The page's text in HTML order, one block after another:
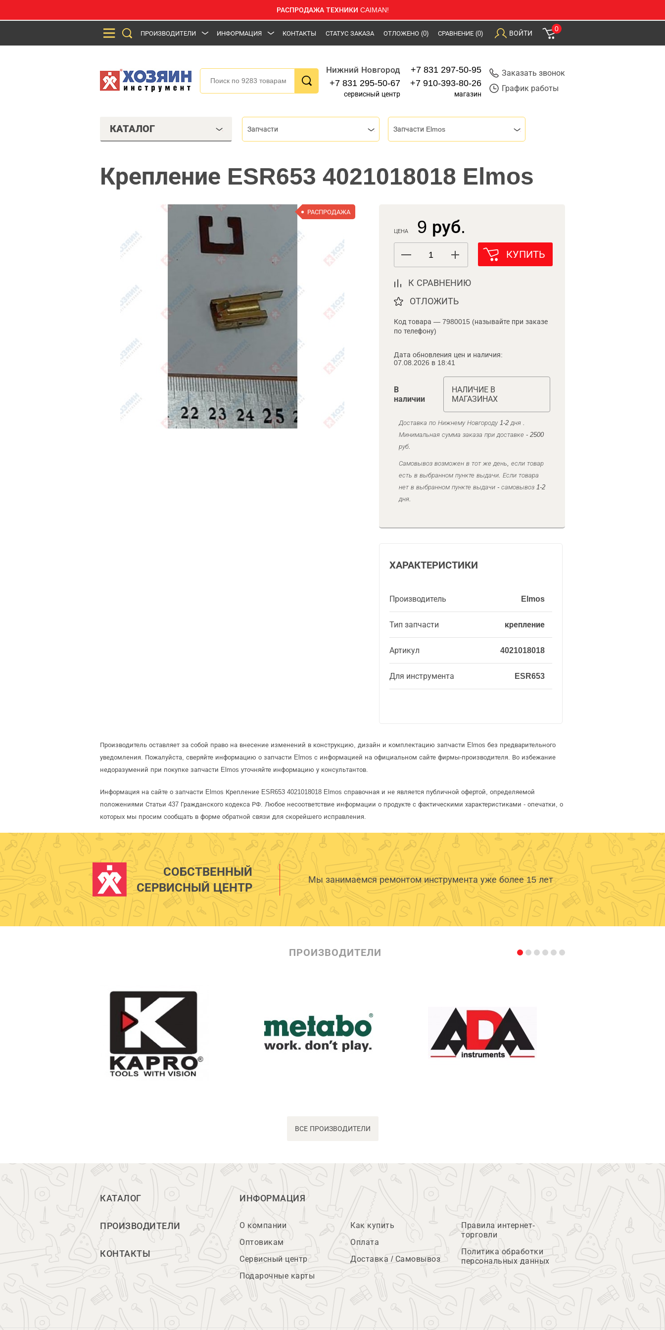
РАСПРОДАЖА ТЕХНИКИ CAIMAN!
ПРОИЗВОДИТЕЛИ ИНФОРМАЦИЯ КОНТАКТЫ СТАТУС ЗАКАЗА ОТЛОЖЕНО (0) СРАВНЕНИЕ (0) ВОЙТИ
0
Нижний Новгород
+7 831 295-50-67
сервисный центр
+7 831 297-50-95
+7 910-393-80-26
магазин
Заказать звонок
График работы
КАТАЛОГ Запчасти Запчасти Elmos
Крепление ESR653 4021018018 Elmos
РАСПРОДАЖА
ЦЕНА 9 руб.
КУПИТЬ
К СРАВНЕНИЮ
ОТЛОЖИТЬ
Код товара — 7980015 (называйте при заказе
по телефону)
Дата обновления цен и наличия:
07.08.2026 в 18:41
В
наличии
НАЛИЧИЕ В
МАГАЗИНАХ
Доставка по Нижнему Новгороду 1-2 дня .
Минимальная сумма заказа при доставке - 2500
руб.
Самовывоз возможен в тот же день, если товар
есть в выбранном пункте выдачи. Если товара
нет в выбранном пункте выдачи - самовывоз 1-2
дня.
ХАРАКТЕРИСТИКИ
Производитель Elmos
Тип запчасти крепление
Артикул 4021018018
Для инструмента ESR653
Производитель оставляет за собой право на внесение изменений в конструкцию, дизайн и комплектацию запчасти Elmos без предварительного
уведомления. Пожалуйста, сверяйте информацию о запчасти Elmos с информацией на официальном сайте фирмы-производителя. Во избежание
недоразумений при покупке запчасти Elmos уточняйте информацию у консультантов.
Информация на сайте о запчасти Elmos Крепление ESR653 4021018018 Elmos справочная и не является публичной офертой, определяемой
положениями Статьи 437 Гражданского кодекса РФ. Любое несоответствие информации о продукте с фактическими характеристиками - опечатки, о
которых мы просим сообщать в форме обратной связи для скорейшего исправления.
СОБСТВЕННЫЙ
СЕРВИСНЫЙ ЦЕНТР
Мы занимаемся ремонтом инструмента уже более 15 лет
ПРОИЗВОДИТЕЛИ
ВСЕ ПРОИЗВОДИТЕЛИ
КАТАЛОГ
ПРОИЗВОДИТЕЛИ
КОНТАКТЫ
ИНФОРМАЦИЯ
О компании
Оптовикам
Сервисный центр
Подарочные карты
Как купить
Оплата
Доставка / Самовывоз
Правила интернет-
торговли
Политика обработки
персональных данных